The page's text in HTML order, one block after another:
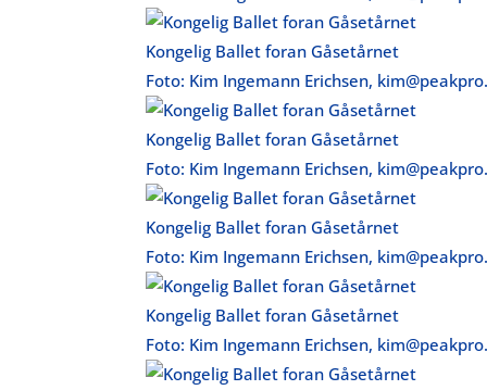
Kongelig Ballet foran Gåsetårnet
Foto: Kim Ingemann Erichsen,
Kongelig Ballet foran Gåsetårnet
Foto: Kim Ingemann Erichsen,
Kongelig Ballet foran Gåsetårnet
Foto: Kim Ingemann Erichsen,
Kongelig Ballet foran Gåsetårnet
Foto: Kim Ingemann Erichsen,